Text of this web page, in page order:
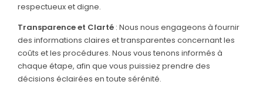
respectueux et digne.
Transparence et Clarté : Nous nous engageons à fournir
des informations claires et transparentes concernant les
coûts et les procédures. Nous vous tenons informés à
chaque étape, afin que vous puissiez prendre des
décisions éclairées en toute sérénité.